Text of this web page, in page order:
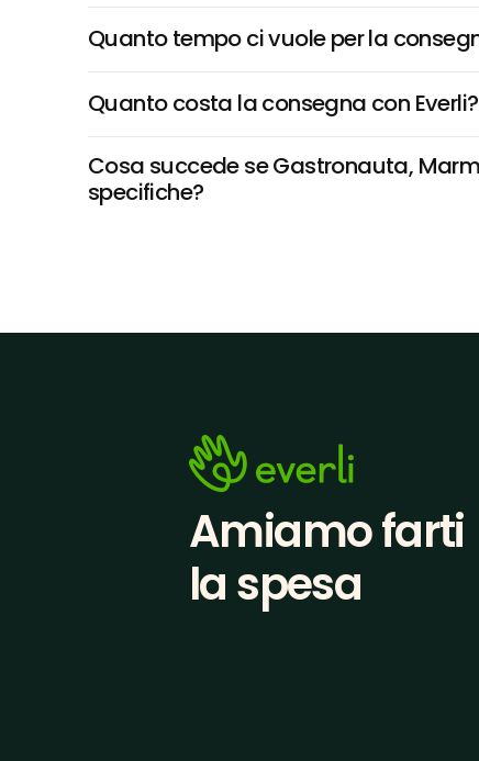
Quanto tempo ci vuole per la
Quanto costa la consegna con Everli?
Cosa succede se Gastronauta,
specifiche?
Amiamo farti
la spesa